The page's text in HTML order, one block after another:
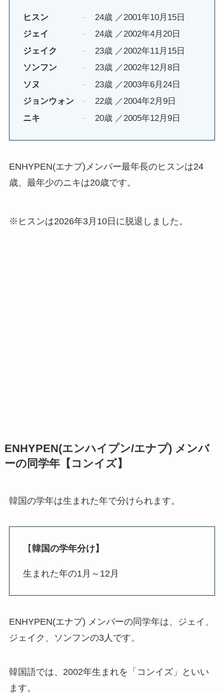
ヒスン
24歳 ／2001年10月15日
ジェイ
24歳 ／2002年4月20日
ジェイク
23歳 ／2002年11月15日
ソンフン
23歳 ／2002年12月8日
ソヌ
23歳 ／2003年6月24日
ジョンウォン
22歳 ／2004年2月9日
ニキ
20歳 ／2005年12月9日
ENHYPEN(エナプ)メンバー最年長のヒスンは24
歳、最年少のニキは20歳です。
※ヒスンは2026年3月10日に脱退しました。
ENHYPEN(エンハイプン/エナプ) メンバ
ーの同学年【コンイズ】
韓国の学年は生まれた年で分けられます。
【韓国の学年分け】
生まれた年の1月～12月
ENHYPEN(エナプ) メンバーの同学年は、ジェイ、
ジェイク、ソンフンの3人です。
韓国語では、2002年生まれを「コンイズ」といい
ます。